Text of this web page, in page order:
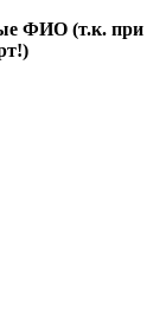
ФИО (т.к. при